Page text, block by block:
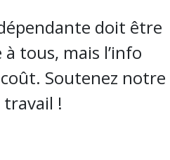
doit être
à tous, mais l’info
Soutenez notre
travail !